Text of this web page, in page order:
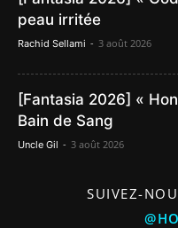
peau irritée
Rachid Sellami - 3 août 2026
[Fantasia 2026] «
Bain de Sang
Uncle Gil - 3 août 2026
SUIVEZ-